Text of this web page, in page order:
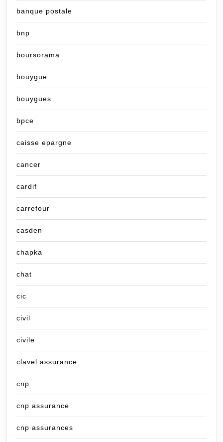
banque postale
bnp
boursorama
bouygue
bouygues
bpce
caisse epargne
cancer
cardif
carrefour
casden
chapka
chat
cic
civil
civile
clavel assurance
cnp
cnp assurance
cnp assurances